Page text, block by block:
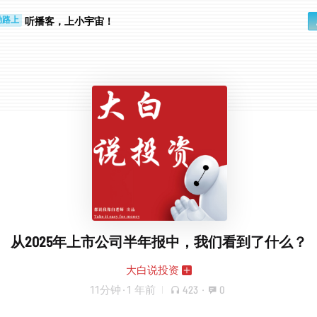
上 听播客，上小宇宙！
从2025年上市公司半年报中，我们看到了什么？
大白说投资
11分钟 · 1 年前 423 · 0